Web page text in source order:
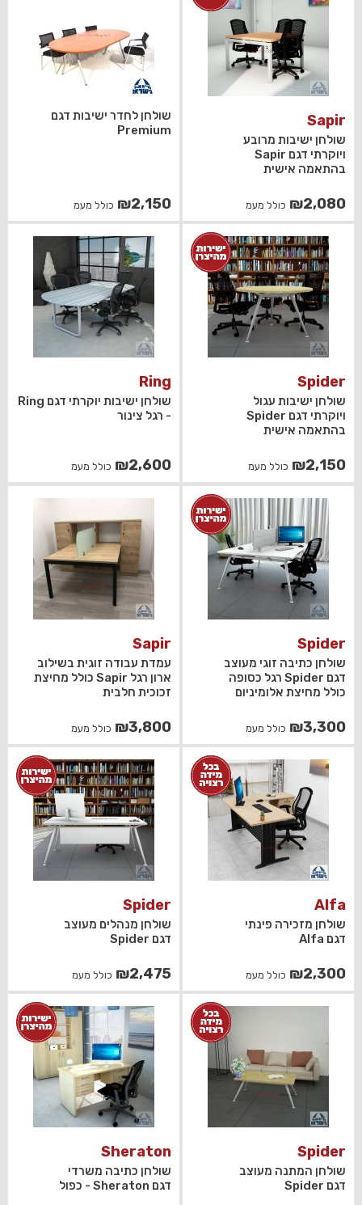
Sapir
שולחן ישיבות מרובע
ויוקרתי דגם Sapir
בהתאמה אישית
₪2,080 כולל מעמ
שולחן לחדר ישיבות דגם
Premium
₪2,150 כולל מעמ
Spider
שולחן ישיבות עגול
ויוקרתי דגם Spider
בהתאמה אישית
₪2,150 כולל מעמ
Ring
שולחן ישיבות יוקרתי דגם Ring
- רגל צינור
₪2,600 כולל מעמ
Spider
שולחן כתיבה זוגי מעוצב
דגם Spider רגל כסופה
כולל מחיצת אלומיניום
₪3,300 כולל מעמ
Sapir
עמדת עבודה זוגית בשילוב
ארון רגל Sapir כולל מחיצת
זכוכית חלבית
₪3,800 כולל מעמ
Alfa
שולחן מזכירה פינתי
דגם Alfa
₪2,300 כולל מעמ
Spider
שולחן מנהלים מעוצב
דגם Spider
₪2,475 כולל מעמ
Spider
שולחן המתנה מעוצב
דגם Spider
Sheraton
שולחן כתיבה משרדי
דגם Sheraton - כפול